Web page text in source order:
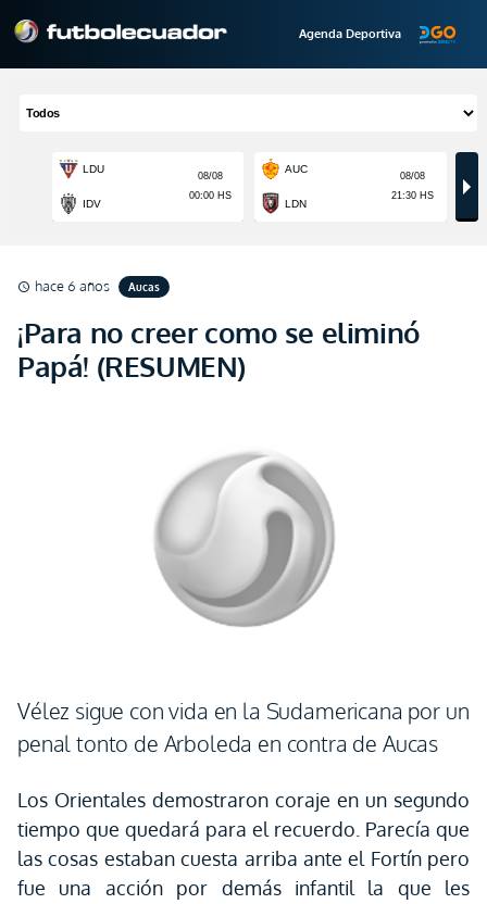
Agenda Deportiva
schedule hace 6 años Aucas
¡Para no creer como se eliminó
Papá! (RESUMEN)
Vélez sigue con vida en la Sudamericana por un
penal tonto de Arboleda en contra de Aucas
Los Orientales demostraron coraje en un segundo
tiempo que quedará para el recuerdo. Parecía que
las cosas estaban cuesta arriba ante el Fortín pero
fue una acción por demás infantil la que les